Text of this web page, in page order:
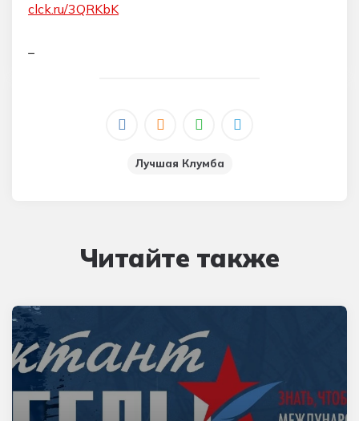
clck.ru/3QRKbK
Лучшая Клумба
Читайте также